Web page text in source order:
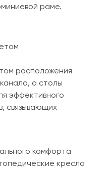
раме.
расположения
а столы
эффективного
связывающих
комфорта
кресла